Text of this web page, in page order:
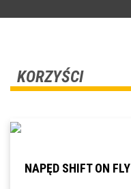
KORZYŚCI
NAPĘD SHIFT ON FLY